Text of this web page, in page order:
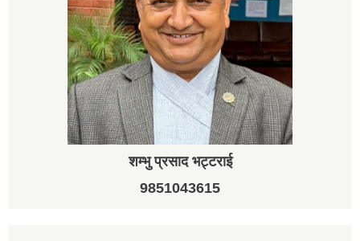
शम्भु प्रसाद भट्टराई
9851043615